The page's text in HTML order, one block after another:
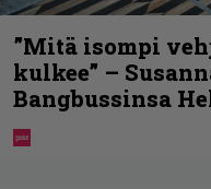
”Mitä isompi
kulkee” –
Bangbussinsa